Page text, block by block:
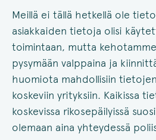
Meillä ei tällä hetkellä ole
asiakkaiden tietoja olisi
toimintaan, mutta
pysymään valppaina ja
huomiota mahdollisiin
koskeviin yrityksiin. Kaikissa
koskevissa rikosepäilyissä
olemaan aina yhteydessä